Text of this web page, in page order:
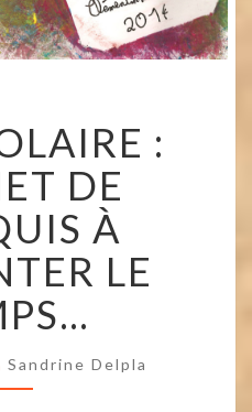
:
CARNET
DE
CROQUIS
À
REMONTER
LE
TEMPS…
:
DE
À
LE
Sandrine Delpla